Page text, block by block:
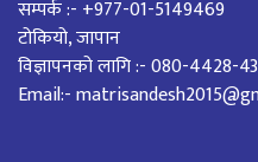
सम्पर्क :- +977-01-5149469
टोकियो, जापान
विज्ञापनको लागि :- 080-4428-
Email:-